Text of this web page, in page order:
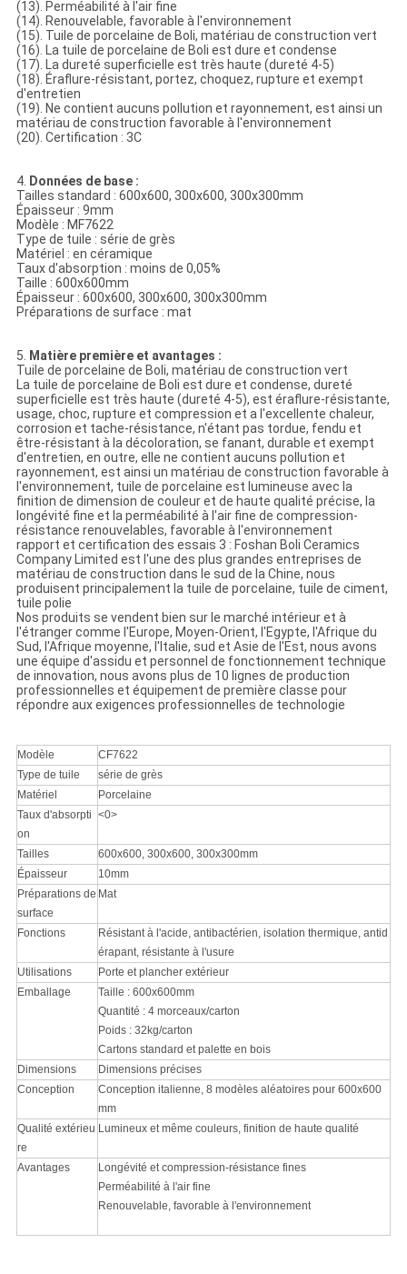
(13). Perméabilité à l'air fine
(14). Renouvelable, favorable à l'environnement
(15). Tuile de porcelaine de Boli, matériau de construction vert
(16). La tuile de porcelaine de Boli est dure et condense
(17). La dureté superficielle est très haute (dureté 4-5)
(18). Éraflure-résistant, portez, choquez, rupture et exempt
d'entretien
(19). Ne contient aucuns pollution et rayonnement, est ainsi un
matériau de construction favorable à l'environnement
(20). Certification : 3C
4. Données de base :
Tailles standard : 600x600, 300x600, 300x300mm
Épaisseur : 9mm
Modèle : MF7622
Type de tuile : série de grès
Matériel : en céramique
Taux d'absorption : moins de 0,05%
Taille : 600x600mm
Épaisseur : 600x600, 300x600, 300x300mm
Préparations de surface : mat
5. Matière première et avantages :
Tuile de porcelaine de Boli, matériau de construction vert
La tuile de porcelaine de Boli est dure et condense, dureté
superficielle est très haute (dureté 4-5), est éraflure-résistante,
usage, choc, rupture et compression et a l'excellente chaleur,
corrosion et tache-résistance, n'étant pas tordue, fendu et
être-résistant à la décoloration, se fanant, durable et exempt
d'entretien, en outre, elle ne contient aucuns pollution et
rayonnement, est ainsi un matériau de construction favorable à
l'environnement, tuile de porcelaine est lumineuse avec la
finition de dimension de couleur et de haute qualité précise, la
longévité fine et la perméabilité à l'air fine de compression-
résistance renouvelables, favorable à l'environnement
rapport et certification des essais 3 : Foshan Boli Ceramics
Company Limited est l'une des plus grandes entreprises de
matériau de construction dans le sud de la Chine, nous
produisent principalement la tuile de porcelaine, tuile de ciment,
tuile polie
Nos produits se vendent bien sur le marché intérieur et à
l'étranger comme l'Europe, Moyen-Orient, l'Egypte, l'Afrique du
Sud, l'Afrique moyenne, l'Italie, sud et Asie de l'Est, nous avons
une équipe d'assidu et personnel de fonctionnement technique
de innovation, nous avons plus de 10 lignes de production
professionnelles et équipement de première classe pour
répondre aux exigences professionnelles de technologie
Modèle
CF7622
Type de tuile
série de grès
Matériel
Porcelaine
Taux d'absorpti
on
<0>
Tailles
600x600, 300x600, 300x300mm
Épaisseur
10mm
Préparations de
surface
Mat
Fonctions
Résistant à l'acide, antibactérien, isolation thermique, antid
érapant, résistante à l'usure
Utilisations
Porte et plancher extérieur
Emballage
Taille : 600x600mm
Quantité : 4 morceaux/carton
Poids : 32kg/carton
Cartons standard et palette en bois
Dimensions
Dimensions précises
Conception
Conception italienne, 8 modèles aléatoires pour 600x600
mm
Qualité extérieu
re
Lumineux et même couleurs, finition de haute qualité
Avantages
Longévité et compression-résistance fines
Perméabilité à l'air fine
Renouvelable, favorable à l'environnement